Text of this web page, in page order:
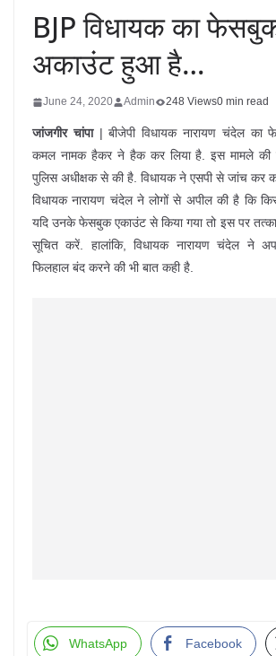
BJP विधायक का
अकाउंट हुआ है…
June 24, 2020 Admin 248 Views0 min read
जांजगीर चांपा| बीजेपी विधायक नारायण चंदेल
कमल नामक हैकर ने हैक कर लिया है. इस मामले की
पुलिस अधीक्षक से की है. विधायक ने एसपी से जांच कर
विधायक नारायण चंदेल ने लोगों से अपील की है कि
यदि उनके फेसबुक एकाउंट से किया गया तो इस पर
सूचित करें. हालांकि, विधायक नारायण चंदेल ने
फिलहाल बंद करने की भी बात कही है.
WhatsApp Facebook